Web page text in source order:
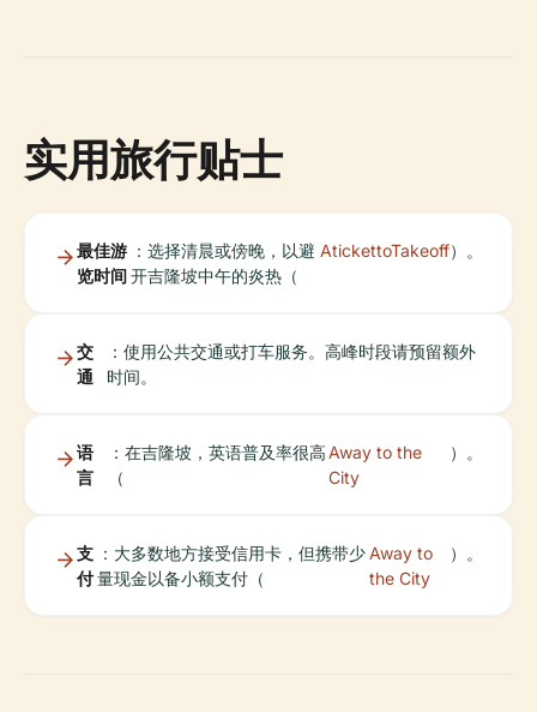
实用旅行贴士
最佳游
览时间
：选择清晨或傍晚，以避
开吉隆坡中午的炎热（
AtickettoTakeoff）。
交
通
：使用公共交通或打车服务。高峰时段请预留额外
时间。
语
言
：在吉隆坡，英语普及率很高
（
Away to the
City
）。
支
付
：大多数地方接受信用卡，但携带少
量现金以备小额支付（
Away to
the City
）。